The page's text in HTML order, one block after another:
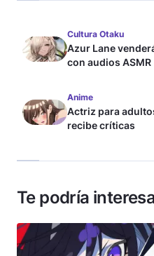
Cultura Otaku
Azur Lane
con audios ASMR
Anime
Actriz para
recibe críticas
Te podría